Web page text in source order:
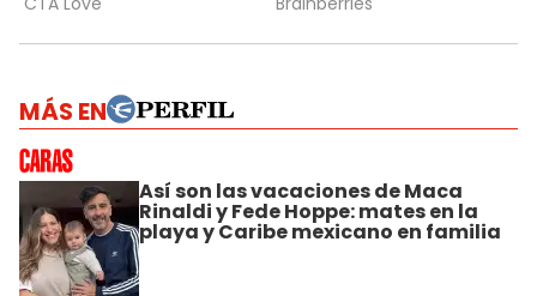
MÁS EN
Así son las vacaciones de Maca
Rinaldi y Fede Hoppe: mates en la
playa y Caribe mexicano en familia